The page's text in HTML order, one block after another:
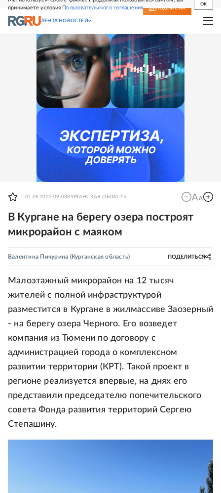
принимаете условия Пользовательского соглашения
OK
СВЕЖИЙ НОМЕР ПОДПИСКА
ЛЕНТА НОВОСТЕЙ
01.09.2022 09:03 КУРГАНСКАЯ ОБЛАСТЬ
В Кургане на берегу озера построят
микрорайон с маяком
Валентина Пичурина (Курганская область) ПОДЕЛИТЬСЯ
Малоэтажный микрорайон на 12 тысяч
жителей с полной инфраструктурой
разместится в Кургане в жилмассиве Заозерный
- на берегу озера Черного. Его возведет
компания из Тюмени по договору с
администрацией города о комплексном
развитии территории (КРТ). Такой проект в
регионе реализуется впервые, на днях его
представили председателю попечительского
совета Фонда развития территорий Сергею
Степашину.